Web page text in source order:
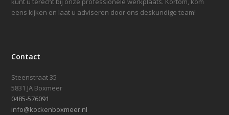
eens kijken en laat u adviseren door ons deskundige team!
Contact
Steenstraat 35
5831 JA Boxmeer
0485-576091
info@kockenboxmeer.nl